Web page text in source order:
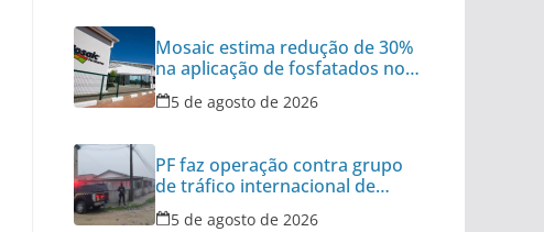
Mosaic estima redução de 30%
na aplicação de fosfatados no
Brasil
5 de agosto de 2026
PF faz operação contra grupo
de tráfico internacional de
armas
5 de agosto de 2026